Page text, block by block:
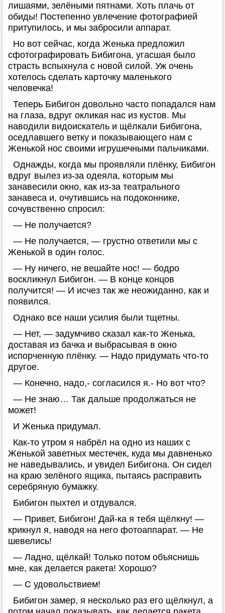
лишаями, зелёными пятнами. Хоть плачь от
обиды! Постепенно увлечение фотографией
притупилось, и мы забросили аппарат.
Но вот сейчас, когда Женька предложил
сфотографировать Бибигона, угасшая было
страсть вспыхнула с новой силой. Уж очень
хотелось сделать карточку маленького
человечка!
Теперь Бибигон довольно часто попадался нам
на глаза, вдруг окликая нас из кустов. Мы
наводили видоискатель и щёлкали Бибигона,
оседлавшего ветку и показывающего нам с
Женькой нос своими игрушечными пальчиками.
Однажды, когда мы проявляли плёнку, Бибигон
вдруг вылез из-за одеяла, которым мы
занавесили окно, как из-за театрального
занавеса и, очутившись на подоконнике,
сочувственно спросил:
— Не получается?
— Не получается, — грустно ответили мы с
Женькой в один голос.
— Ну ничего, не вешайте нос! — бодро
воскликнул Бибигон. — В конце концов
получится! — И исчез так же неожиданно, как и
появился.
Однако все наши усилия были тщетны.
— Нет, — задумчиво сказал как-то Женька,
доставая из бачка и выбрасывая в окно
испорченную плёнку. — Надо придумать что-то
другое.
— Конечно, надо,- согласился я.- Но вот что?
— Не знаю… Так дальше продолжаться не
может!
И Женька придумал.
Как-то утром я набрёл на одно из наших с
Женькой заветных местечек, куда мы давненько
не наведывались, и увидел Бибигона. Он сидел
на краю зелёного ящика, пытаясь расправить
серебряную бумажку.
Бибигон пыхтел и отдувался.
— Привет, Бибигон! Дай-ка я тебя щёлкну! —
крикнул я, наводя на него фотоаппарат. — Не
шевелись!
— Ладно, щёлкай! Только потом объяснишь
мне, как делается ракета! Хорошо?
— С удовольствием!
Бибигон замер, я несколько раз его щёлкнул, а